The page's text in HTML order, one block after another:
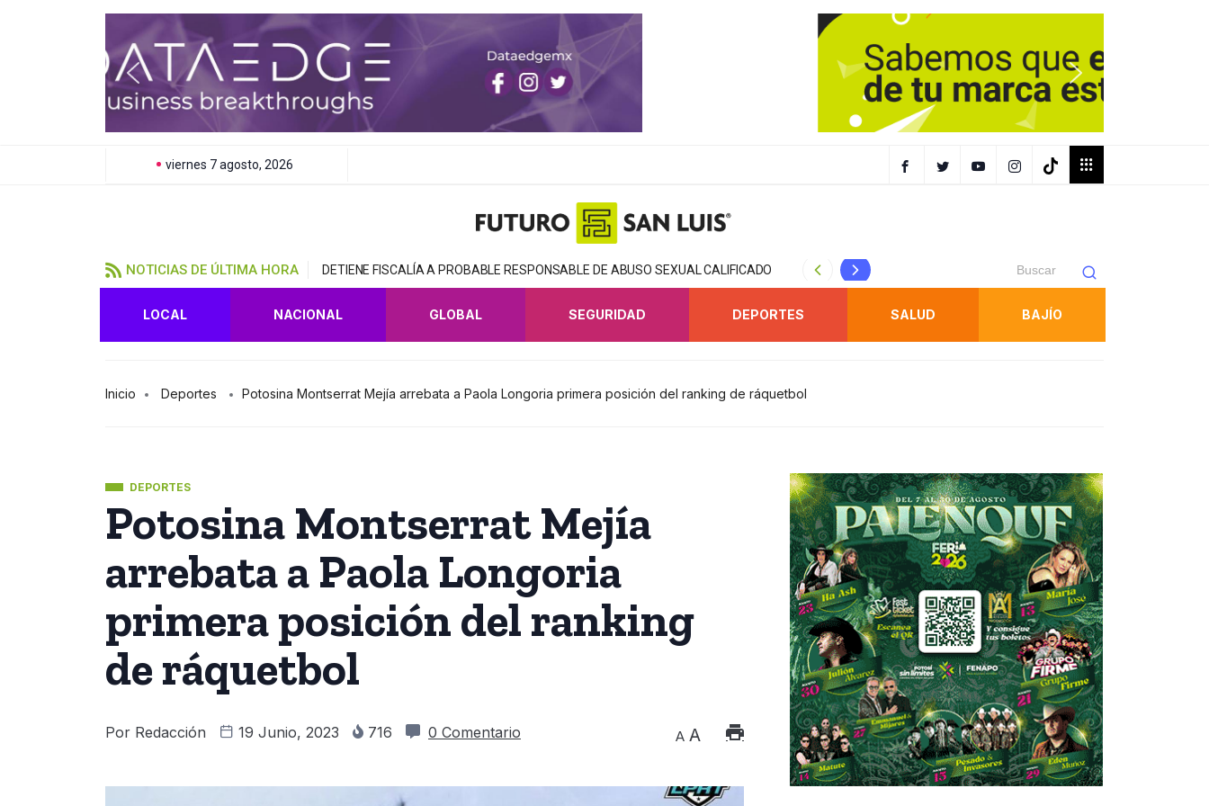
viernes 7 agosto, 2026
NOTICIAS DE ÚLTIMA HORA DETIENE FISCALÍA A PROBABLE RESPONSABLE DE ABUSO SEXUAL CALIFICADO FISCALÍA OBTIENE PRISIÓN PREVENTIVA CONTRA
LOCAL NACIONAL GLOBAL SEGURIDAD DEPORTES SALUD BAJÍO
Inicio Deportes Potosina Montserrat Mejía arrebata a Paola Longoria primera posición del ranking de ráquetbol
DEPORTES
Potosina Montserrat Mejía
arrebata a Paola Longoria
primera posición del ranking
de ráquetbol
Por Redacción 19 Junio, 2023 716 0 Comentario A A